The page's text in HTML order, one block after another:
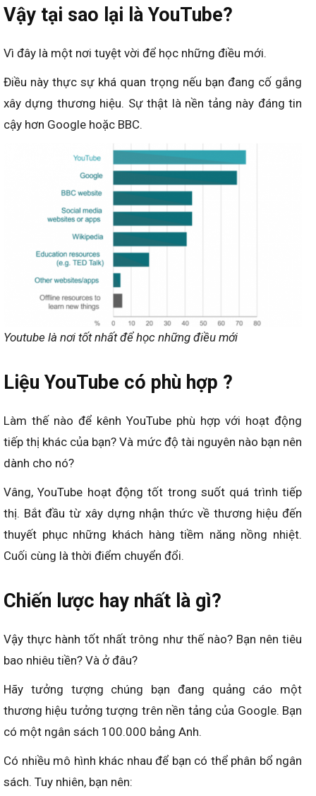
Vậy tại sao lại là YouTube?
Vì đây là một nơi tuyệt vời để học những điều mới.
Điều này thực sự khá quan trọng nếu bạn đang cố gắng
xây dựng thương hiệu. Sự thật là nền tảng này đáng tin
cậy hơn Google hoặc BBC.
Youtube là nơi tốt nhất để học những điều mới
Liệu YouTube có phù hợp ?
Làm thế nào để kênh YouTube phù hợp với hoạt động
tiếp thị khác của bạn? Và mức độ tài nguyên nào bạn nên
dành cho nó?
Vâng, YouTube hoạt động tốt trong suốt quá trình tiếp
thị. Bắt đầu từ xây dựng nhận thức về thương hiệu đến
thuyết phục những khách hàng tiềm năng nồng nhiệt.
Cuối cùng là thời điểm chuyển đổi.
Chiến lược hay nhất là gì?
Vậy thực hành tốt nhất trông như thế nào? Bạn nên tiêu
bao nhiêu tiền? Và ở đâu?
Hãy tưởng tượng chúng bạn đang quảng cáo một
thương hiệu tưởng tượng trên nền tảng của Google. Bạn
có một ngân sách 100.000 bảng Anh.
Có nhiều mô hình khác nhau để bạn có thể phân bổ ngân
sách. Tuy nhiên, bạn nên: